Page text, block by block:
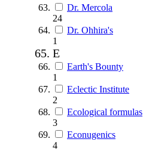
Dr. Mercola
24
Dr. Ohhira's
1
E
Earth's Bounty
1
Eclectic Institute
2
Ecological formulas
3
Econugenics
4